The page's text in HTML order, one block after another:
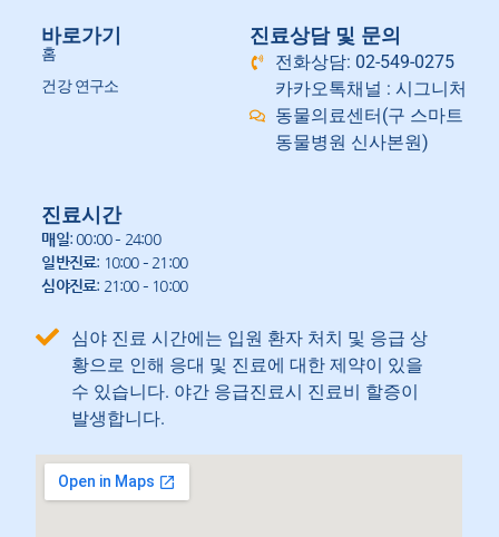
바로가기
홈
건강 연구소
진료상담 및 문의
전화상담: 02-549-0275
카카오톡채널 : 시그니처
동물의료센터(구 스마트
동물병원 신사본원)
진료시간
매일: 00:00 – 24:00
일반진료: 10:00 – 21:00
심야진료: 21:00 – 10:00
심야 진료 시간에는 입원 환자 처치 및 응급 상
황으로 인해 응대 및 진료에 대한 제약이 있을
수 있습니다. 야간 응급진료시 진료비 할증이
발생합니다.